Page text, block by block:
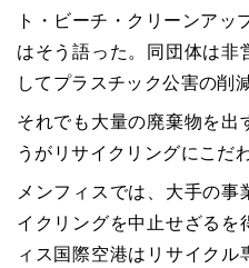
ト・ビーチ・クリーンアッ
はそう語った。同団体は非
してプラスチック公害の削
それでも大量の廃棄物を出
うがリサイクリングにこだ
メンフィスでは、大手の
イクリングを中止せざるを
ィス国際空港はリサイク